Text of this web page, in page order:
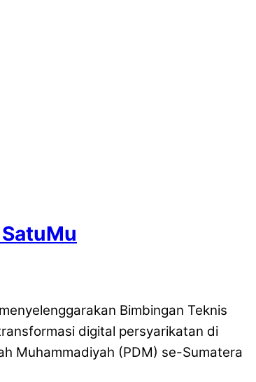
Bimbingan Teknis
digital persyarikatan di
Muhammadiyah (PDM) se-Sumatera